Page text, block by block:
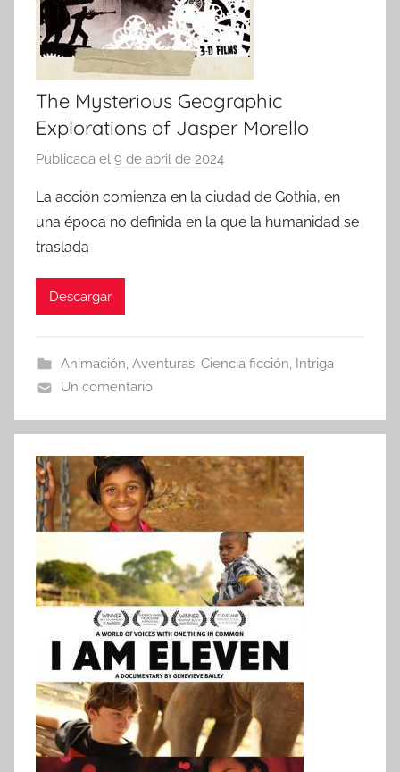
The Mysterious Geographic
Explorations of Jasper Morello
Publicada el 9 de abril de 2024
r
La acción comienza en la ciudad de Gothia, en
una época no definida en la que la humanidad se
traslada
Descargar
Animación, Aventuras, Ciencia ficción, Intriga
Un comentario